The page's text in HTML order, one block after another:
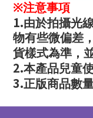
※注意事項
1.由於拍攝光
物有些微偏差
貨樣式為準，
2.本產品兒童
3.正版商品數